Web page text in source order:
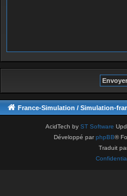
France-Simulation / Simulation-
AcidTech by ST Software
Développé parphpBB®
Traduit